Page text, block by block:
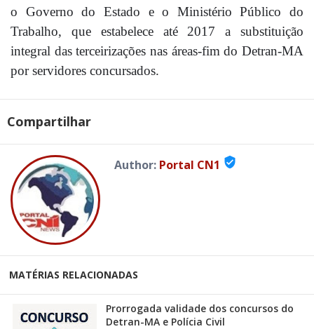
o Governo do Estado e o Ministério Público do
Trabalho, que estabelece até 2017 a substituição
integral das terceirizações nas áreas-fim do Detran-MA
por servidores concursados.
Compartilhar
Author: Portal CN1 verified_user
MATÉRIAS RELACIONADAS
Prorrogada validade dos concursos do
Detran-MA e Polícia Civil